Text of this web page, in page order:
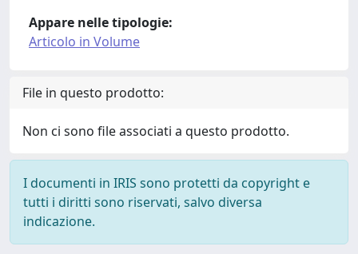
Appare nelle tipologie:
Articolo in Volume
File in questo prodotto:
Non ci sono file associati a questo prodotto.
I documenti in IRIS sono protetti da copyright e
tutti i diritti sono riservati, salvo diversa
indicazione.